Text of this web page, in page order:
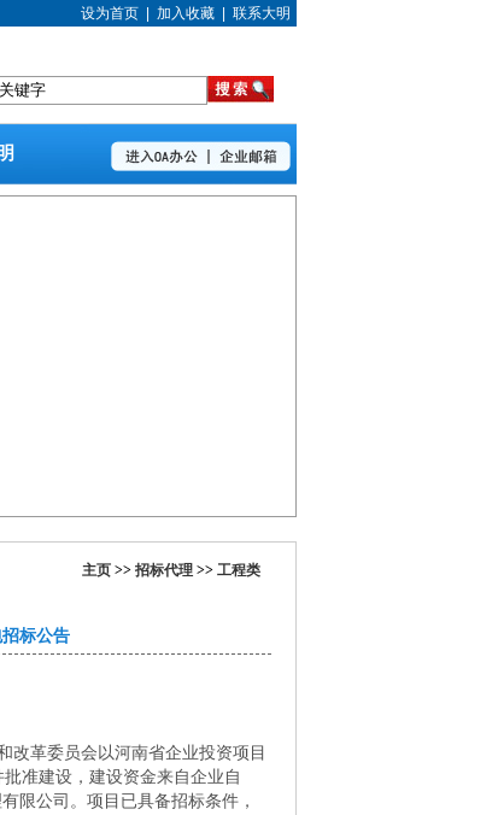
设为首页 加入收藏 联系大明
主页 >> 招标代理 >> 工程类
标公告
改革委员会以河南省企业投资项目
批准建设，建设资金来自企业自
限公司。项目已具备招标条件，